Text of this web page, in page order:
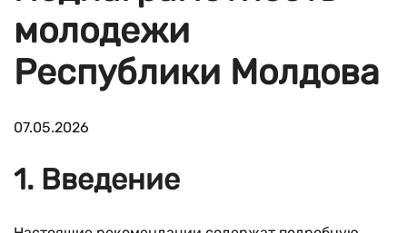
молодежи
Республики Молдова
07.05.2026
1. Введение